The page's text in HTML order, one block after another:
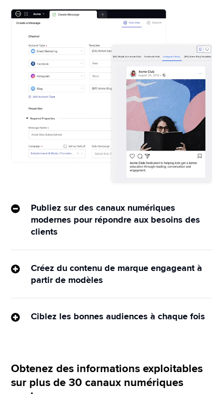
Publiez sur des canaux numériques
modernes pour répondre aux besoins des
clients
Programmez et déployez du contenu optimisé sur
plateforme marketing unifiée de Sprinklr.
Créez du contenu de marque engageant à
partir de modèles
Téléchargez et partagez avec vos équipes des
tout en un seul endroit.
Ciblez les bonnes audiences à chaque fois
d’IA provenant de Sprinklr ou de sources tierces.
Obtenez des informations exploitables
sur plus de 30 canaux numériques